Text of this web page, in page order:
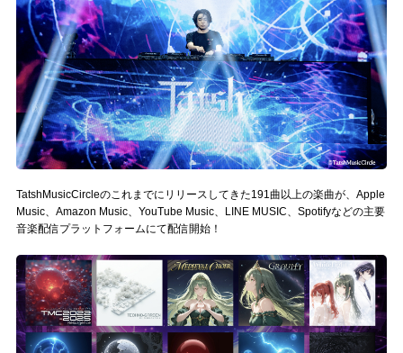
muevoコミュニティ
ぶいクラ！by muevo
ぶいコミュ！by muevo
ぶいマガ！ by muevo
Follow us
Official SNS
TatshMusicCircleのこれまでにリリースしてきた191曲以上の楽曲が、Apple
Music、Amazon Music、YouTube Music、LINE MUSIC、Spotifyなどの主要
音楽配信プラットフォームにて配信開始！